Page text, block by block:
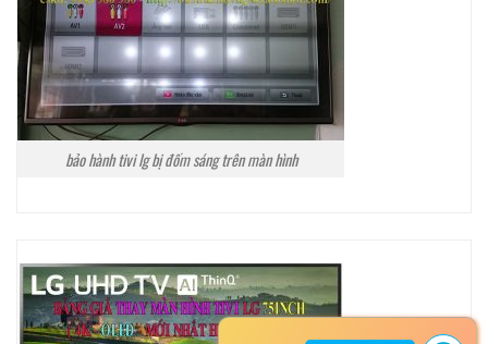
bảo hành tivi lg bị đốm sáng trên màn hình